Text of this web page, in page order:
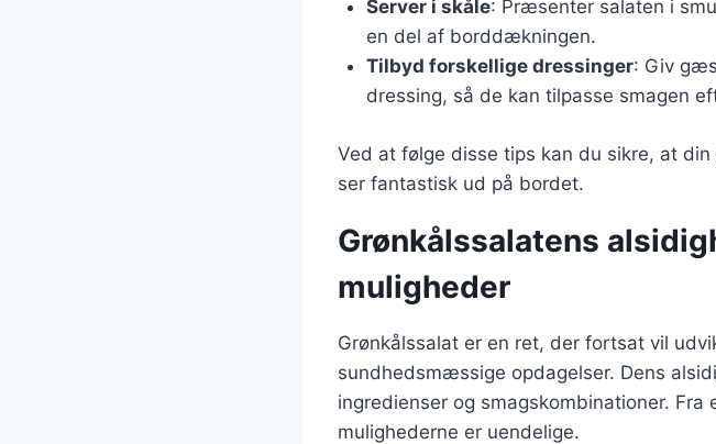
Server i skåle: Præsenter salaten i
en del af borddækningen.
Tilbyd forskellige dressinger: Giv
dressing, så de kan tilpasse smagen
Ved at følge disse tips kan du sikre, at
ser fantastisk ud på bordet.
Grønkålssalatens
muligheder
Grønkålssalat er en ret, der fortsat vil
sundhedsmæssige opdagelser. Dens
ingredienser og smagskombinationer.
mulighederne er uendelige.